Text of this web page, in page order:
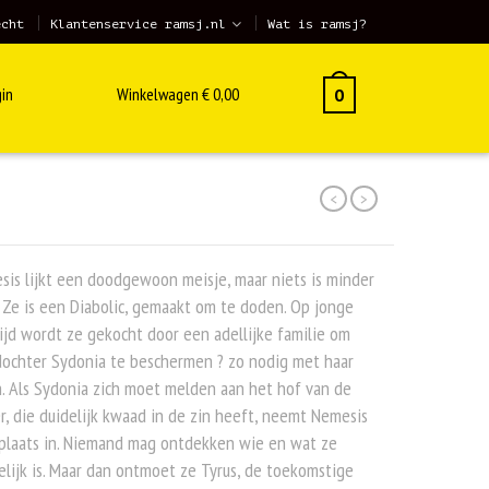
Klantenservice ramsj.nl Wat is ramsj?
Winkelwagen €0,00 0
< >
lijkt een doodgewoon meisje, maar niets is minder
Ze is een Diabolic, gemaakt om te doden. Op jonge
wordt ze gekocht door een adellijke familie om
Sydonia te beschermen ? zo nodig met haar
Als Sydonia zich moet melden aan het hof van de
die duidelijk kwaad in de zin heeft, neemt Nemesis
in. Niemand mag ontdekken wie en wat ze
is. Maar dan ontmoet ze Tyrus, de toekomstige